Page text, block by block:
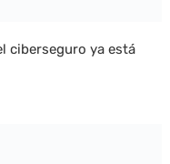
ciberseguro ya está